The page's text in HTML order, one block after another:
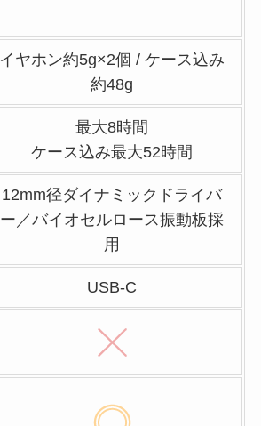
イヤホン約5g×2個 / ケース込み
約48g
最大8時間
ケース込み最大52時間
12mm径ダイナミックドライバ
ー／バイオセルロース振動板採
用
USB-C